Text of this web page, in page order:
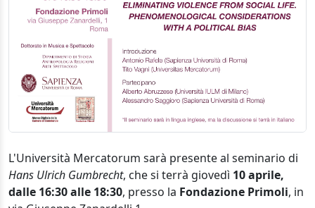
L'Università Mercatorum sarà presente al seminario di
Hans Ulrich Gumbrecht, che si terrà giovedì 10 aprile,
dalle 16:30 alle 18:30, presso la Fondazione Primoli, in